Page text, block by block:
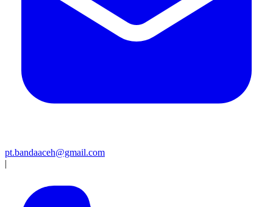
pt.bandaaceh@gmail.com
|